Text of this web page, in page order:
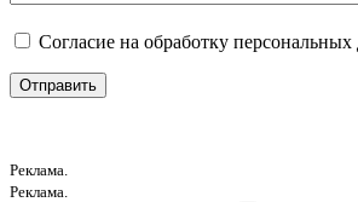
Согласие на обработку
Реклама.
Реклама.